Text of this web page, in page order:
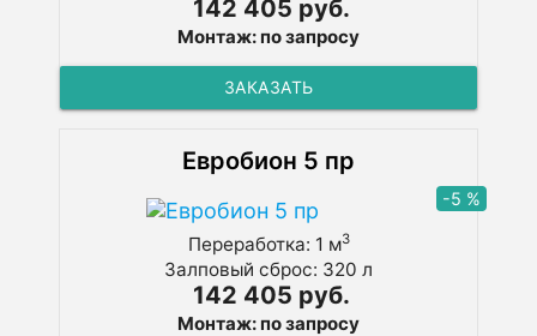
142 405 руб.
Монтаж: по запросу
ЗАКАЗАТЬ
Евробион 5 пр
-5 %
Переработка: 1 м3
Залповый сброс: 320 л
142 405 руб.
Монтаж: по запросу